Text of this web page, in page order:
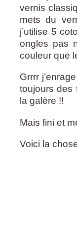
vernis
mets du
j’utilise 5
ongles pas
couleur que
Grrrr
toujours des
la galère !!
Mais fini et
Voici la